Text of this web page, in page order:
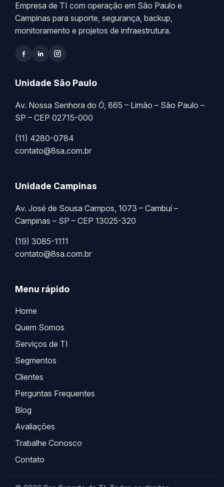
Empresa de TI com operação em São Paulo e
Campinas para suporte, segurança, backup,
monitoramento e projetos de infraestrutura.
Unidade São Paulo
Av. Nossa Senhora do Ó, 865 – Limão – São Paulo –
SP – CEP 02715-000
(11) 4280-0784
contato@8sa.com.br
Unidade Campinas
Av. José de Sousa Campos, 1073 – Cambuí –
Campinas – SP – CEP 13025-320
(19) 3085-1111
contato@8sa.com.br
Menu rápido
Home
Quem Somos
Serviços de TI
Segmentos
Clientes
Perguntas Frequentes
Blog
Avaliações
Trabalhe Conosco
Contato